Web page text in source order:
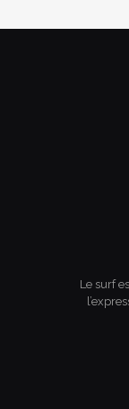
Le surf